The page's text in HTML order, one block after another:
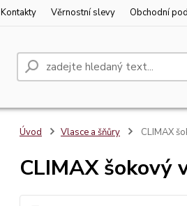
Kontakty Věrnostní slevy Obchodní
Úvod Vlasce a šňůry CLIMAX
CLIMAX šokový